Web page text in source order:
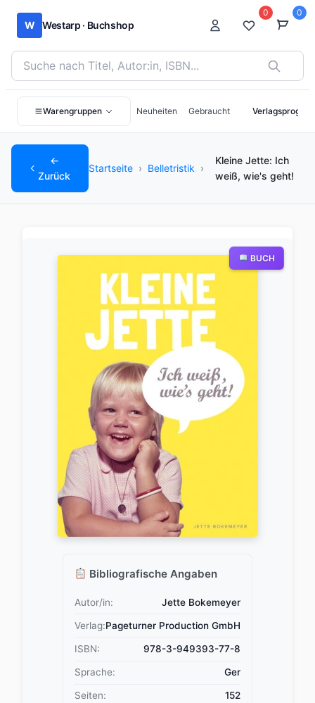
W Westarp · Buchshop
Bücher suchen nach Titel, Autor:in oder ISBN
0 0
Warengruppen Neuheiten Gebraucht
←
Zurück
Startseite › Belletristik ›
Kleine Jette: Ich
weiß, wie's geht!
Bibliografische Angaben
Autor/in: Jette Bokemeyer
Verlag:Pageturner Production GmbH
ISBN: 978-3-949393-77-8
Sprache: Ger
Seiten: 152
BUCH